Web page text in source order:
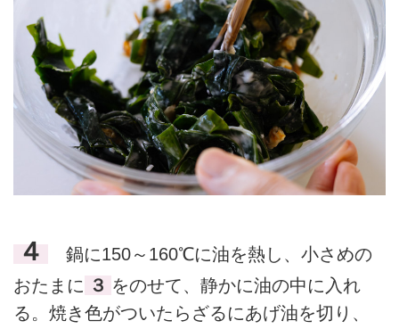
４
鍋に150～160℃に油を熱し、小さめの
おたまに ３ をのせて、静かに油の中に入れ
る。焼き色がついたらざるにあげ油を切り、